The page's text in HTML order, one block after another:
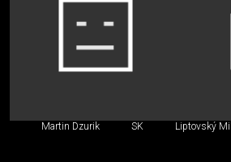
Martin Dzurik SK Liptovský